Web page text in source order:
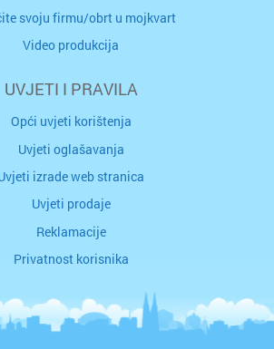
svoju firmu/obrt u mojkvart
Video produkcija
UVJETI I PRAVILA
Opći uvjeti korištenja
Uvjeti oglašavanja
izrade web stranica
Uvjeti prodaje
Reklamacije
Privatnost korisnika